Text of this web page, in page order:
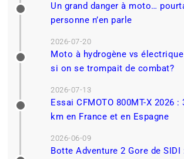
Un grand danger à moto…
personne n’en parle
2026-07-20
Moto à hydrogène vs
si on se trompait de combat?
2026-07-13
Essai CFMOTO 800MT-X 2026 :
km en France et en Espagne
2026-06-09
Botte Adventure 2 Gore de SIDI